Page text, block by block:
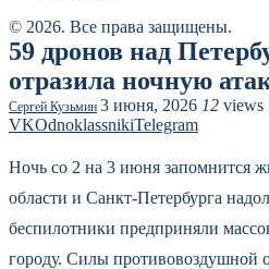
© 2026. Все права защищены.
59 дронов над
отразила ночную
Сергей Кузьмин 3 июня, 2026 12 views
VKOdnoklassnikiTelegram
Ночь со 2 на 3 июня запомнится
области и Санкт-Петербурга
беспилотники предприняли
городу. Силы противовоздушной